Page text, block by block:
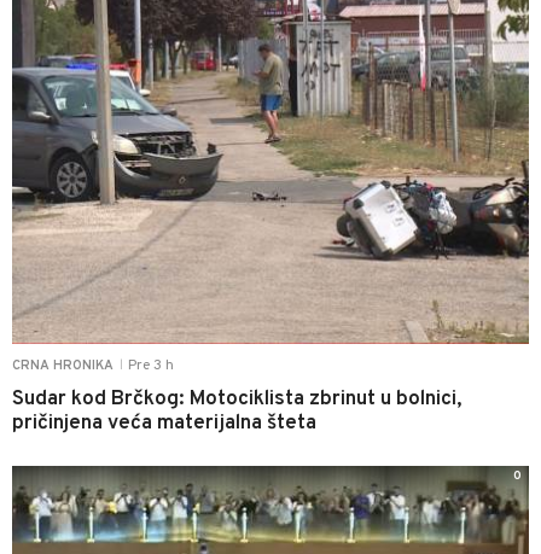
CRNA HRONIKA Pre 3 h
Sudar kod Brčkog: Motociklista zbrinut u bolnici,
pričinjena veća materijalna šteta
0